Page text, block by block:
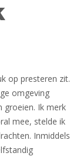
op presteren zit.
omgeving
groeien. Ik merk
mee, stelde ik
Inmiddels